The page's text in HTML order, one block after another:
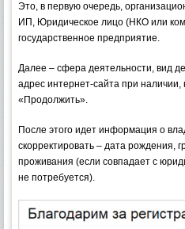
Это, в первую очередь,
ИП, Юридическое лицо (НКО или
государственное предприятие.
Далее – сфера деятельности, вид
адрес интернет-сайта при
«Продолжить».
После этого идет информация о
скорректировать – дата рождения,
проживания (если совпадает с
не потребуется).